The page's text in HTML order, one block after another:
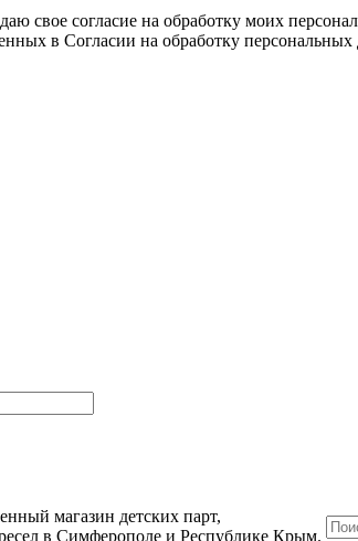
свое согласие на обработку моих
в Согласии на обработку
магазин детских парт,
в Симферополе и Республике Крым.